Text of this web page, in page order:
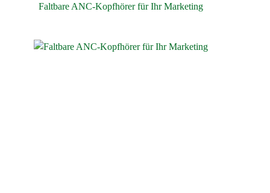
Faltbare ANC-Kopfhörer für Ihr Marketing